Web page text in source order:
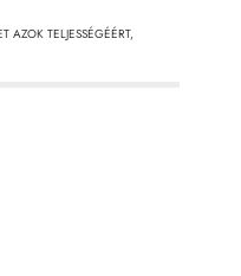
TELJESSÉGÉÉRT,